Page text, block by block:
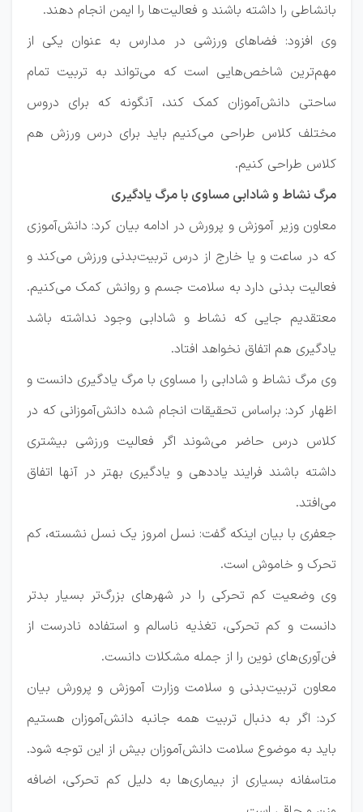
بانشاطی را داشته باشند و فعالیت‌ها را ایمن انجام دهند.
وی افزود: فضاهای ورزشی در مدارس به عنوان یکی از
مهم‌ترین شاخص‌هایی است که می‌تواند به تربیت تمام
ساحتی دانش‌آموزان کمک کند، آنگونه که برای دروس
مختلف کلاس طراحی می‌کنیم باید برای درس ورزش هم
کلاس طراحی کنیم.
مرگ نشاط و شادابی مساوی با مرگ یادگیری
معاون وزیر آموزش و پرورش در ادامه بیان کرد: دانش‌آموزی
که در ساعت و یا خارج از درس تربیت‌بدنی ورزش می‌کند و
فعالیت بدنی دارد به سلامت جسم و روانش کمک می‌کنیم.
معتقدیم جایی که نشاط و شادابی وجود نداشته باشد
یادگیری هم اتفاق نخواهد افتاد.
وی مرگ نشاط و شادابی را مساوی با مرگ یادگیری دانست و
اظهار کرد: براساس تحقیقات انجام شده دانش‌آموزانی که در
کلاس درس حاضر می‌شوند اگر فعالیت ورزشی بیشتری
داشته باشند فرایند یاددهی و یادگیری بهتر در آنها اتفاق
می‌افتد.
جعفری با بیان اینکه گفت: نسل امروز یک نسل نشسته، کم
تحرک و خاموش است.
وی وضعیت کم تحرکی را در شهرهای بزرگ‌تر بسیار بدتر
دانست و کم تحرکی، تغذیه ناسالم و استفاده نادرست از
فن‌آوری‌های نوین را از جمله مشکلات دانست.
معاون تربیت‌بدنی و سلامت وزارت آموزش و پرورش بیان
کرد: اگر به دنبال تربیت همه جانبه دانش‌آموزان هستیم
باید به موضوع سلامت دانش‌آموزان بیش از این توجه شود.
متاسفانه بسیاری از بیماری‌ها به دلیل کم تحرکی، اضافه